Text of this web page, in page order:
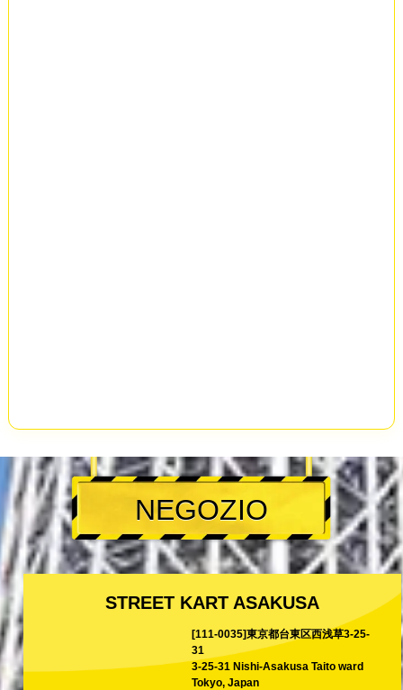
NEGOZIO
STREET KART ASAKUSA
[111-0035]東京都台東区西浅草3-25-
31
3-25-31 Nishi-Asakusa Taito ward
Tokyo, Japan